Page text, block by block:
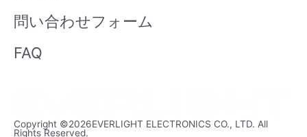
問い合わせフォーム
FAQ
Copyright ©2026EVERLIGHT ELECTRONICS CO., LTD. All
Rights Reserved.